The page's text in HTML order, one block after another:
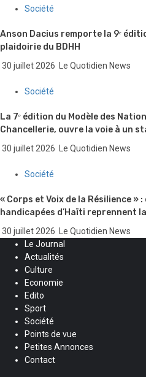
Société
Anson Dacius remporte la 9ᵉ
plaidoirie du BDHH
30 juillet 2026 Le Quotidien News
Société
La 7ᵉ édition du Modèle des
Chancellerie, ouvre la voie à un
30 juillet 2026 Le Quotidien News
Société
« Corps et Voix de la Résilience »
handicapées d’Haïti reprennent
30 juillet 2026
Le Quotidien News
Le Journal
Actualités
Culture
Economie
Edito
Sport
Société
Points de vue
Petites Annonces
Contact